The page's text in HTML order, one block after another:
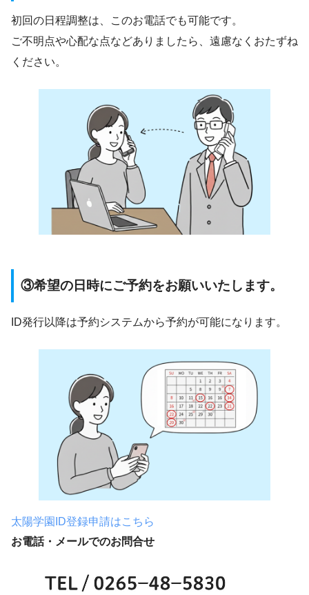
初回の日程調整は、このお電話でも可能です。
ご不明点や心配な点などありましたら、遠慮なくおたずね
ください。
③希望の日時にご予約をお願いいたします。
ID発行以降は予約システムから予約が可能になります。
太陽学園ID登録申請はこちら
お電話・メールでのお問合せ